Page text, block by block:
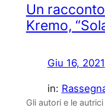
Un
Kremo,
Giu 16, 2021
in:
Gli autori e le